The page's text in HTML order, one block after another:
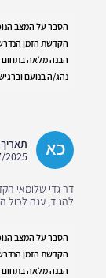
הסבר על המצב
הקדשת הזמן
הבנה מלאה בתחום
נהג/ה בנועם
כא
2025
דר גדי שלומאי
להגיד, ענה לכול
הסבר על המצב
הקדשת הזמן
הבנה מלאה בתחום